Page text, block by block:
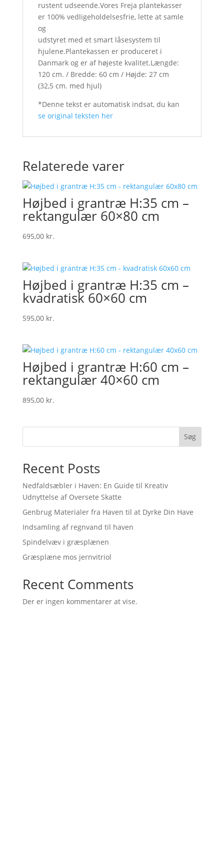
rustent udseende.Vores Freja plantekasser
er 100% vedligeholdelsesfrie, lette at samle
og
udstyret med et smart låsesystem til
hjulene.Plantekassen er produceret i
Danmark og er af højeste kvalitet.Længde:
120 cm. / Bredde: 60 cm / Højde: 27 cm
(32,5 cm. med hjul)
*Denne tekst er automatisk indsat, du kan
se original teksten her
Relaterede varer
Højbed i grantræ H:35 cm –
rektangulær 60×80 cm
695,00 kr.
Højbed i grantræ H:35 cm –
kvadratisk 60×60 cm
595,00 kr.
Højbed i grantræ H:60 cm –
rektangulær 40×60 cm
895,00 kr.
Søg
Recent Posts
Nedfaldsæbler i Haven: En Guide til Kreativ
Udnyttelse af Oversete Skatte
Genbrug Materialer fra Haven til at Dyrke Din Have
Indsamling af regnvand til haven
Spindelvæv i græsplænen
Græsplæne mos jernvitriol
Recent Comments
Der er ingen kommentarer at vise.